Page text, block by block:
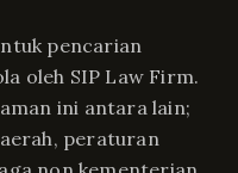
pencarian
oleh SIP Law Firm.
ini antara lain;
peraturan